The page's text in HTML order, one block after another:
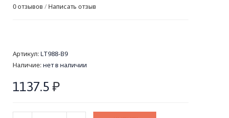
0 отзывов /Написать отзыв
Артикул: LT988-B9
Наличие: нет в наличии
1137.5 ₽